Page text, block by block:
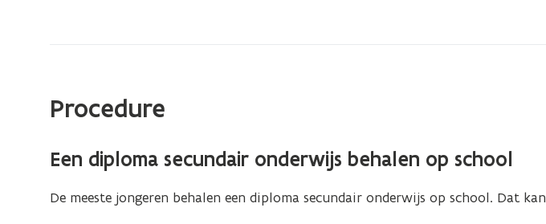
Procedure
Een diploma secundair onderwijs behalen op school
De meeste jongeren behalen een diploma secundair onderwijs op school. Dat kan